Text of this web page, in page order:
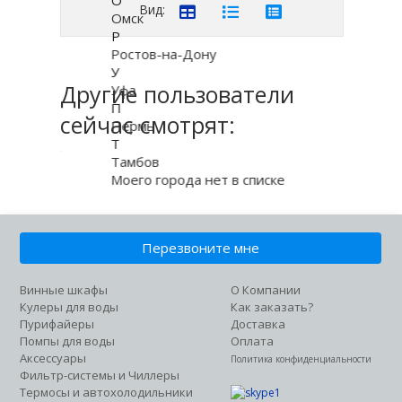
Вид:
Другие пользователи
сейчас смотрят:
Перезвоните мне
Винные шкафы
Кулеры для воды
Пурифайеры
Помпы для воды
Аксессуары
Фильтр-системы и Чиллеры
Термосы и автохолодильники
О Компании
Как заказать?
Доставка
Оплата
Политика конфиденциальности
Омск
Р
Ростов-на-Дону
У
Уфа
П
Пермь
Т
Тамбов
Моего города нет в списке